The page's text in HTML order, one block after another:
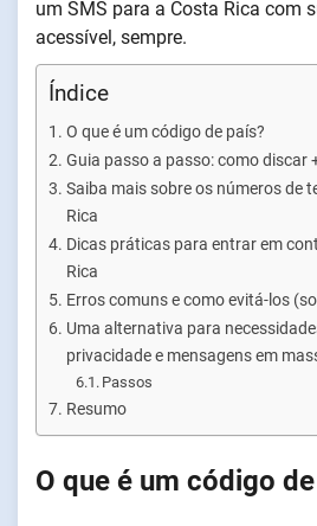
um SMS para a Costa Rica com
acessível, sempre.
Índice
O que é um código de país?
Guia passo a passo: como discar
Saiba mais sobre os números de
Rica
Dicas práticas para entrar em
Rica
Erros comuns e como evitá-los
Uma alternativa para
privacidade e mensagens em
Passos
Resumo
O que é um código